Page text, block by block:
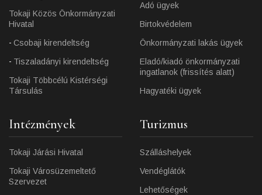
Tokaji Közös Önkormányzati
Hivatal
Csobaji kirendeltség
Tiszaladányi kirendeltség
Tokaji Többcélú Kistérségi
Társulás
Adó ügyek
Birtokvédelem
Önkormányzati lakás ügyek
Eladó/kiadó önkormányzati
ingatlanok (frissítés alatt)
Hagyatéki ügyek
Intézmények
Tokaji Járási Hivatal
Tokaji Városüzemeltető
Szervezet
Turizmus
Szálláshelyek
Vendéglátók
Lehetőségek